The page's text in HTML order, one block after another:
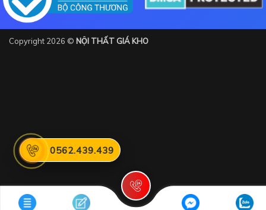
Copyright 2026 © NỘI THẤT GIÁ KHO
0562.439.439